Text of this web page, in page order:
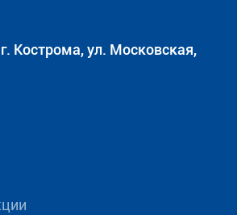
Кострома, ул. Московская,